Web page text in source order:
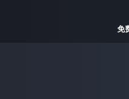
免